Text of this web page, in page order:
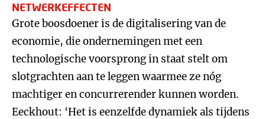
NETWERKEFFECTEN
Grote boosdoener is de digitalisering van de
economie, die ondernemingen met een
technologische voorsprong in staat stelt om
slotgrachten aan te leggen waarmee ze nóg
machtiger en concurrerender kunnen worden.
Eeckhout: ‘Het is eenzelfde dynamiek als tijdens